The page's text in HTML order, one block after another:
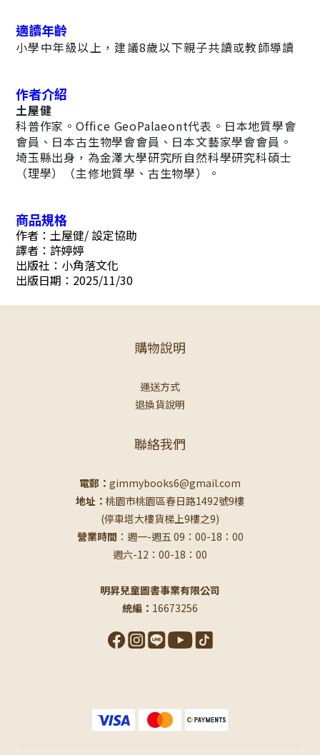
適讀年齡
小學中年級以上，建議8歲以下親子共讀或教師導讀
作者介紹
土屋健
科普作家。Office GeoPalaeont代表。日本地質學會
會員、日本古生物學會會員、日本文藝家學會會員。
埼玉縣出身，為金澤大學研究所自然科學研究科碩士
（理學）（主修地質學、古生物學）。
商品規格
作者：土屋健/ 設定協助
譯者：許婷婷
出版社：小角落文化
出版日期：2025/11/30
購物說明
運送方式
退換貨說明
聯絡我們
電郵： gimmybooks6@gmail.com
地址： 桃園市桃園區春日路1492號9樓
(停車塔大樓貨梯上9樓之9)
營業時間 ：週一-週五 09：00-18：00
週六-12：00-18：00
明昇兒童圖書事業有限公司
統編： 16673256